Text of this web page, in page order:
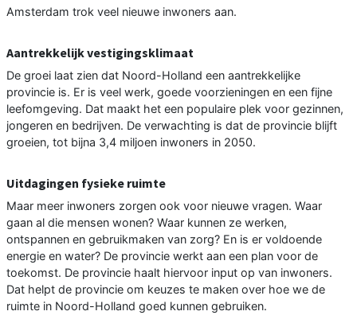
Amsterdam trok veel nieuwe inwoners aan.
Aantrekkelijk vestigingsklimaat
De groei laat zien dat Noord-Holland een aantrekkelijke
provincie is. Er is veel werk, goede voorzieningen en een fijne
leefomgeving. Dat maakt het een populaire plek voor gezinnen,
jongeren en bedrijven. De verwachting is dat de provincie blijft
groeien, tot bijna 3,4 miljoen inwoners in 2050.
Uitdagingen fysieke ruimte
Maar meer inwoners zorgen ook voor nieuwe vragen. Waar
gaan al die mensen wonen? Waar kunnen ze werken,
ontspannen en gebruikmaken van zorg? En is er voldoende
energie en water? De provincie werkt aan een plan voor de
toekomst. De provincie haalt hiervoor input op van inwoners.
Dat helpt de provincie om keuzes te maken over hoe we de
ruimte in Noord-Holland goed kunnen gebruiken.